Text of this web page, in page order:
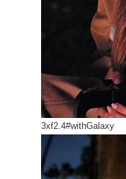
3xf2.4#withGalaxy